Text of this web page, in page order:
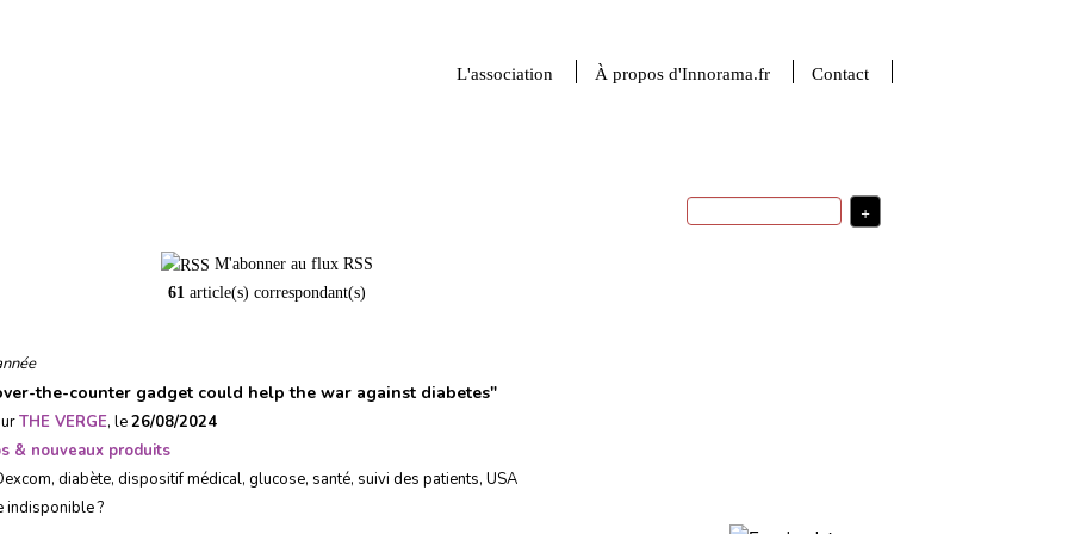
L'association À propos d'Innorama.fr Contact
+
M'abonner au flux RSS
61 article(s) correspondant(s)
the-counter gadget could help the war against diabetes"
THE VERGE, le26/08/2024
& nouveaux produits
, diabète, dispositif médical, glucose, santé, suivi des patients, USA
indisponible ?